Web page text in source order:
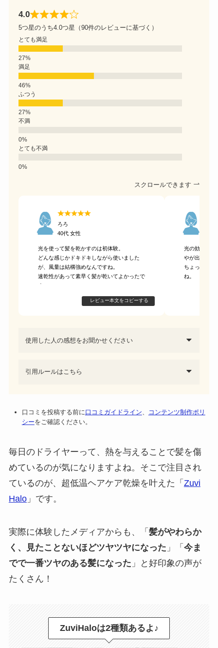
4.0
5つ星のうち4.0つ星（90件のレビューに基づく）
とても満足
満足
ふつう
不満
とても不満
スクロールできます
ろろ
40代 女性
光を使って髪を乾かすのは初体験。
どんな感じかドキドキしながら使いました
が、風量は結構強めなんですね。
速乾性があって素早く髪が乾いてよかったで
す。
レビュー本文をコピーする
光の効果なの
やが出てきた
ちょっと重た
ね。
使用した人の感想をお聞かせください
引用ルールはこちら
口コミを投稿する前に 口コミガイドライン
コンテンツ制作ポリ
シーをご確認ください。
毎日のドライヤーって、熱を与えることで髪を傷
めているのが気になりますよね。そこで注目され
ているのが、超低温ヘアケア乾燥を叶えた「 Zuvi
Halo」です。
実際に体験したメディアからも、「 髪がやわらか
く、見たことないほどツヤツヤになった 」「 今ま
でで一番ツヤのある髪になった 」と好印象の声が
たくさん！
ZuviHaloは2種類あるよ♪